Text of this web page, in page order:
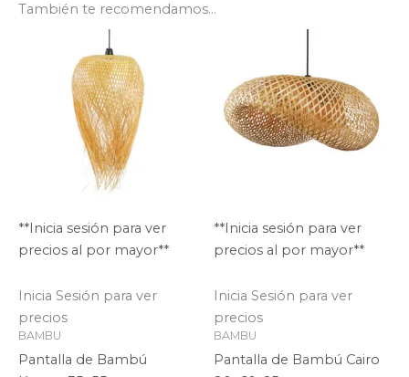
También te recomendamos…
**Inicia sesión para ver
precios al por mayor**
Inicia Sesión para ver
precios
BAMBU
Pantalla de Bambú
**Inicia sesión para ver
precios al por mayor**
Inicia Sesión para ver
precios
BAMBU
Pantalla de Bambú Cairo